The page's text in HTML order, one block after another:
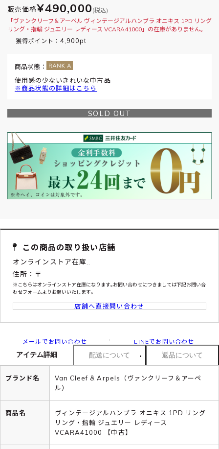
販売価格¥490,000 (税込)
「ヴァンクリーフ＆アーペル ヴィンテージアルハンブラ オニキス 1PD リング
リング・指輪 ジュエリー レディース VCARA41000」の在庫がありません。
獲得ポイント： 4,900pt
商品状態：
使用感の少ないきれいな中古品
※商品状態の詳細はこちら
SOLD OUT
この商品の取り扱い店舗
オンラインストア在庫..
住所：〒
※こちらはオンラインストア在庫になります｡お問い合わせにつきましては下記お問い合
わせフォームよりお願いいたします｡
店舗へ直接問い合わせ
メールでお問い合わせ LINEでお問い合わせ
アイテム詳細 配送について 返品について
ブランド名
Van Cleef & Arpels（ヴァンクリーフ＆アーペ
ル）
商品名
ヴィンテージアルハンブラ オニキス 1PD リング
リング・指輪 ジュエリー レディース
VCARA41000 【中古】